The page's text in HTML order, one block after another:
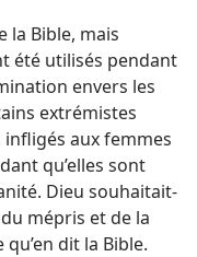
la Bible, mais
été utilisés pendant
envers les
extrémistes
aux femmes
qu’elles sont
Dieu souhaitait-​
mépris et de la
dit la Bible.